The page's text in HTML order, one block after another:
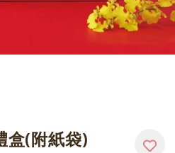
盒(附紙袋)